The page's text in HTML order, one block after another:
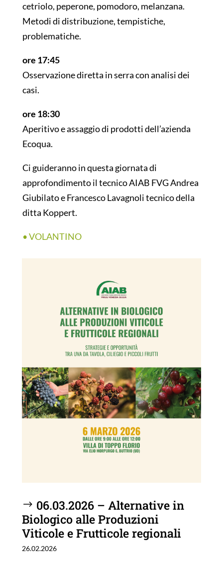
cetriolo, peperone, pomodoro, melanzana.
Metodi di distribuzione, tempistiche,
problematiche.
ore 17:45
Osservazione diretta in serra con analisi dei
casi.
ore 18:30
Aperitivo e assaggio di prodotti dell’azienda
Ecoqua.
Ci guideranno in questa giornata di
approfondimento il tecnico AIAB FVG Andrea
Giubilato e Francesco Lavagnoli tecnico della
ditta Koppert.
• VOLANTINO
06.03.2026 – Alternative in
Biologico alle Produzioni
Viticole e Frutticole regionali
26.02.2026